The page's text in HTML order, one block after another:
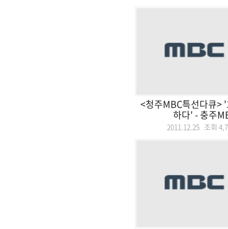
<청주MBC특선다큐>
하다' - 충주
2011.12.25 조회